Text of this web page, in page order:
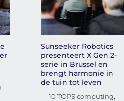
Sunseeker Robotics
presenteert X Gen 2-
serie in Brussel en
brengt harmonie in
de tuin tot leven
— 10 TOPS computing,